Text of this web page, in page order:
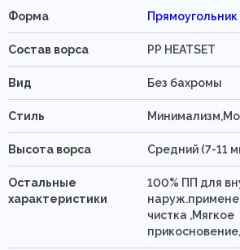
Форма Прямоугольник
Состав ворса PP HEATSET
Вид Без бахромы
Стиль
Высота ворса Средний (7-11
Остальные
характеристики
100% ПП для
чистка ,Мягкое